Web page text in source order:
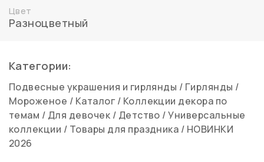
Цвет
Разноцветный
Категории:
Подвесные украшения и гирлянды / Гирлянды /
Мороженое / Каталог / Коллекции декора по
темам / Для девочек / Детство /Универсальные
коллекции / Товары для праздника / НОВИНКИ
2026